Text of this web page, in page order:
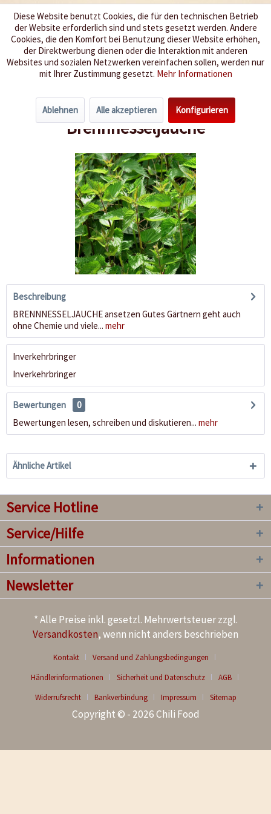
Wir würzen Ihr Leben
Menü
Übersicht Chili-Schädlinge & Krankheiten
Brennnesseljauche
Beschreibung
BRENNNESSELJAUCHE ansetzen Gutes Gärtnern geht auch
ohne Chemie und viele... mehr
Inverkehrbringer
Inverkehrbringer
Bewertungen
0
Bewertungen lesen, schreiben und diskutieren... mehr
Ähnliche Artikel
Service Hotline
Service/Hilfe
Informationen
Newsletter
* Alle Preise inkl. gesetzl. Mehrwertsteuer zzgl.
Versandkosten, wenn nicht anders beschrieben
Kontakt
Versand und Zahlungsbedingungen
Händlerinformationen
Sicherheit und Datenschutz
AGB
Widerrufsrecht
Bankverbindung Impressum Sitemap
Copyright © - 2026 Chili Food
Diese Website benutzt Cookies, die für den technischen Betrieb
der Website erforderlich sind und stets gesetzt werden. Andere
Cookies, die den Komfort bei Benutzung dieser Website erhöhen,
der Direktwerbung dienen oder die Interaktion mit anderen
Websites und sozialen Netzwerken vereinfachen sollen, werden nur
mit Ihrer Zustimmung gesetzt. Mehr Informationen
Ablehnen Alle akzeptieren Konfigurieren